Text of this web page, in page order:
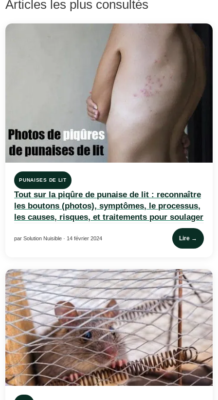
Articles les plus consultés
PUNAISES DE LIT
Tout sur la piqûre de punaise de lit : reconnaître
les boutons (photos), symptômes, le processus,
les causes, risques, et traitements pour soulager
par Solution Nuisible · 14 février 2024 Lire →